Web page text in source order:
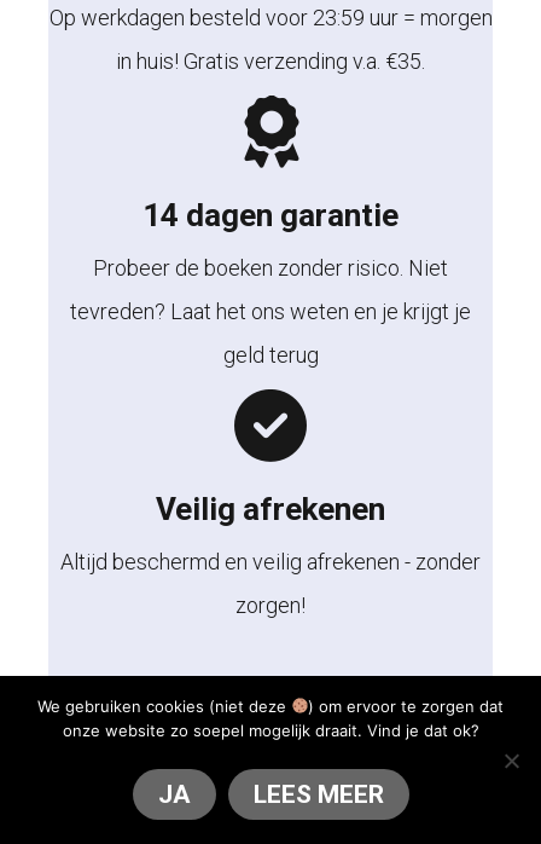
Op werkdagen besteld voor 23:59 uur = morgen
in huis! Gratis verzending v.a. €35.
14 dagen garantie
Probeer de boeken zonder risico. Niet
tevreden? Laat het ons weten en je krijgt je
geld terug
Veilig afrekenen
Altijd beschermd en veilig afrekenen - zonder
zorgen!
14 dagen niet goed geld
We gebruiken cookies (niet deze
) om ervoor te zorgen dat
onze website zo soepel mogelijk draait. Vind je dat ok?
JA LEES MEER